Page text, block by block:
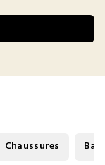
Chaussures